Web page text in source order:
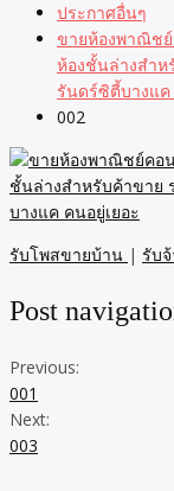
ประกาศอื่นๆ
ขายห้องพาณิช
ห้องชั้นล่างสำห
รันดร์ซิตี้บางแค
002
รับโพสขายบ้าน | รับ
Post
Previous:
001
Next:
003